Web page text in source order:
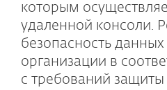
которым
удаленной консоли.
безопасность
организации в
с требований защиты